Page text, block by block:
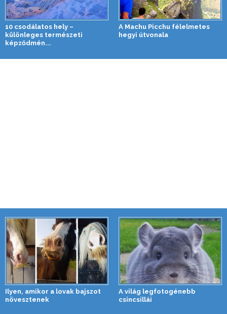
10 csodálatos hely –
különleges természeti
képződmén...
A Machu Picchu félelmetes
hegyi útvonala
Ilyen, amikor a lovak bajszot
növesztenek
A világ legfotogénebb
csincsillái